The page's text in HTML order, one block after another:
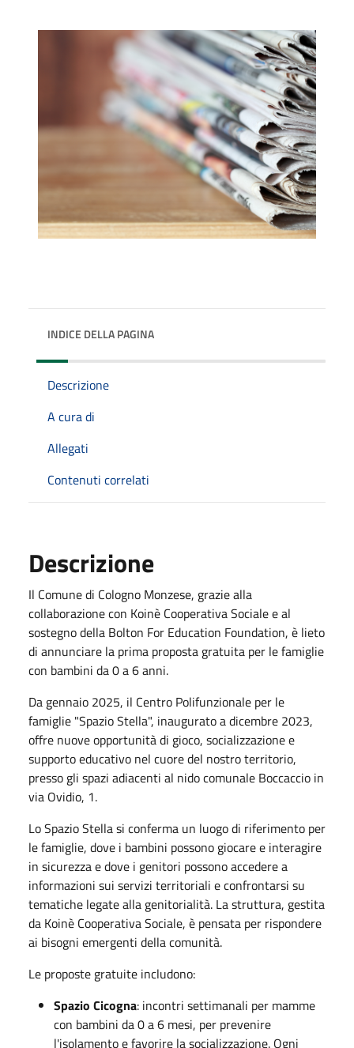
INDICE DELLA PAGINA
Descrizione
A cura di
Allegati
Contenuti correlati
Descrizione
Il Comune di Cologno Monzese, grazie alla
collaborazione con Koinè Cooperativa Sociale e al
sostegno della Bolton For Education Foundation, è lieto
di annunciare la prima proposta gratuita per le famiglie
con bambini da 0 a 6 anni.
Da gennaio 2025, il Centro Polifunzionale per le
famiglie "Spazio Stella", inaugurato a dicembre 2023,
offre nuove opportunità di gioco, socializzazione e
supporto educativo nel cuore del nostro territorio,
presso gli spazi adiacenti al nido comunale Boccaccio in
via Ovidio, 1.
Lo Spazio Stella si conferma un luogo di riferimento per
le famiglie, dove i bambini possono giocare e interagire
in sicurezza e dove i genitori possono accedere a
informazioni sui servizi territoriali e confrontarsi su
tematiche legate alla genitorialità. La struttura, gestita
da Koinè Cooperativa Sociale, è pensata per rispondere
ai bisogni emergenti della comunità.
Le proposte gratuite includono:
Spazio Cicogna: incontri settimanali per mamme
con bambini da 0 a 6 mesi, per prevenire
l'isolamento e favorire la socializzazione. Ogni